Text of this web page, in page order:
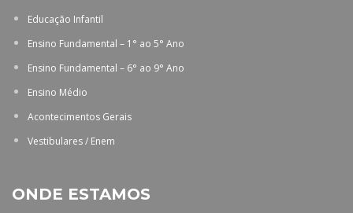
Educação Infantil
Ensino Fundamental – 1° ao 5° Ano
Ensino Fundamental – 6° ao 9° Ano
Ensino Médio
Acontecimentos Gerais
Vestibulares / Enem
ONDE ESTAMOS